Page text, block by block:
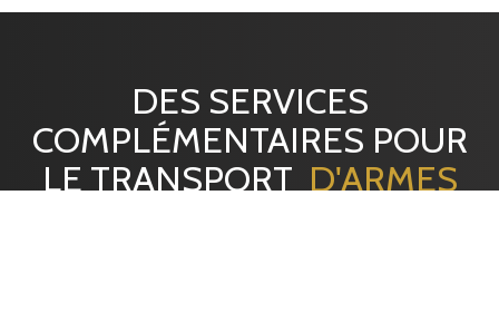
DES SERVICES
COMPLÉMENTAIRES POUR
LE TRANSPORTD'ARMES